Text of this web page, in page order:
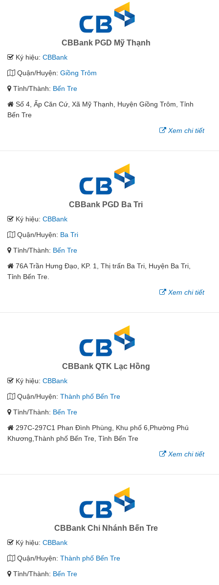
CBBank PGD Mỹ Thạnh
Ký hiệu: CBBank
Quận/Huyện: Giồng Trôm
Tỉnh/Thành: Bến Tre
Số 4, Ấp Căn Cứ, Xã Mỹ Thạnh, Huyện Giồng Trôm, Tỉnh
Bến Tre
Xem chi tiết
CBBank PGD Ba Tri
Ký hiệu: CBBank
Quận/Huyện: Ba Tri
Tỉnh/Thành: Bến Tre
76A Trần Hưng Đạo, KP. 1, Thị trấn Ba Tri, Huyện Ba Tri,
Tỉnh Bến Tre.
Xem chi tiết
CBBank QTK Lạc Hồng
Ký hiệu: CBBank
Quận/Huyện: Thành phố Bến Tre
Tỉnh/Thành: Bến Tre
297C-297C1 Phan Đình Phùng, Khu phố 6,Phường Phú
Khương,Thành phố Bến Tre, Tỉnh Bến Tre
Xem chi tiết
CBBank Chi Nhánh Bến Tre
Ký hiệu: CBBank
Quận/Huyện: Thành phố Bến Tre
Tỉnh/Thành: Bến Tre